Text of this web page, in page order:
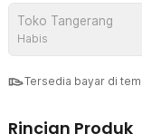
Toko Tangerang
Habis
Tersedia bayar di
Rincian Produk